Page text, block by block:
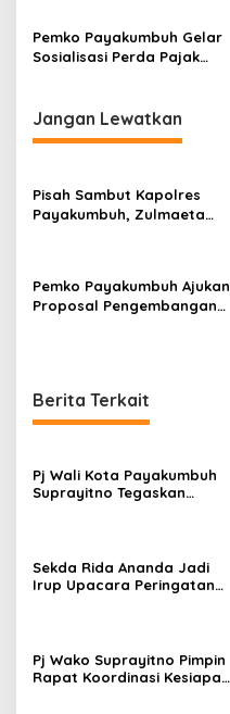
Pemko Payakumbuh Gelar
Sosialisasi Perda Pajak
Jangan Lewatkan
Pisah Sambut Kapolres
Payakumbuh, Zulmaeta
Pemko Payakumbuh Ajukan
Proposal Pengembangan
Berita Terkait
Pj Wali Kota Payakumbuh
Suprayitno Tegaskan
Pembangunan Daerah
Sekda Rida Ananda Jadi
Irup Upacara Peringatan
Pj Wako Suprayitno Pimpin
Rapat Koordinasi Kesiapan